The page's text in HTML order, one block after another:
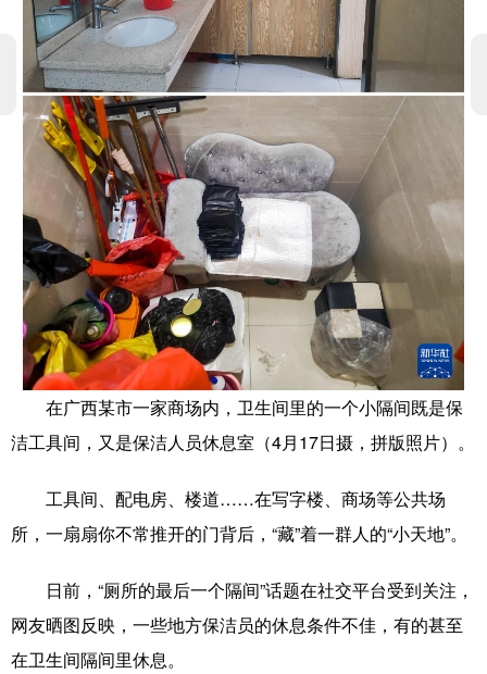
食品 人居 信息化
学术中国 乡村振兴 银龄
城市 旅游 能源 会展
彩票 娱乐 时尚
公益 一带一路 亚太网 上市公司
文化产业
地方频道
北京 天津 河北 山西
辽宁 吉林 上海 江苏
江西
山东 河南 湖北 湖南
四川 贵州 云南 西藏
青海
在广西某市一家商场内，卫生间里的一个小隔间既是保
洁工具间，又是保洁人员休息室（4月17日摄，拼版照片）。
工具间、配电房、楼道……在写字楼、商场等公共场
所，一扇扇你不常推开的门背后，“藏”着一群人的“小天地”。
日前，“厕所的最后一个隔间”话题在社交平台受到关注，
网友晒图反映，一些地方保洁员的休息条件不佳，有的甚至
在卫生间隔间里休息。